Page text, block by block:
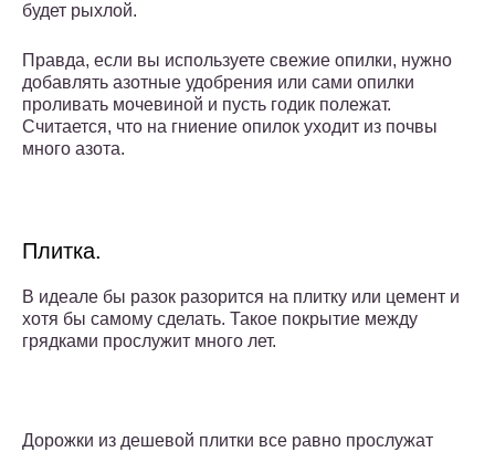
будет рыхлой.
Правда, если вы используете свежие опилки, нужно
добавлять азотные удобрения или сами опилки
проливать мочевиной и пусть годик полежат.
Считается, что на гниение опилок уходит из почвы
много азота.
Плитка.
В идеале бы разок разорится на плитку или цемент и
хотя бы самому сделать. Такое покрытие между
грядками прослужит много лет.
Дорожки из дешевой плитки все равно прослужат